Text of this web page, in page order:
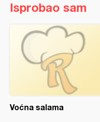
Isprobao sam
Voćna salama